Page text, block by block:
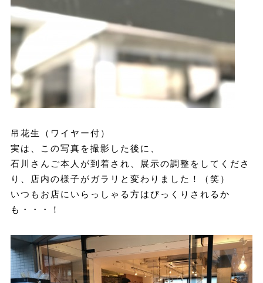
吊花生（ワイヤー付）
実は、この写真を撮影した後に、
石川さんご本人が到着され、展示の調整をしてくださ
り、店内の様子がガラリと変わりました！（笑）
いつもお店にいらっしゃる方はびっくりされるか
も・・・！